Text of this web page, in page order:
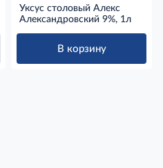
Уксус столовый Алекс
Александровский 9%, 1л
В корзину